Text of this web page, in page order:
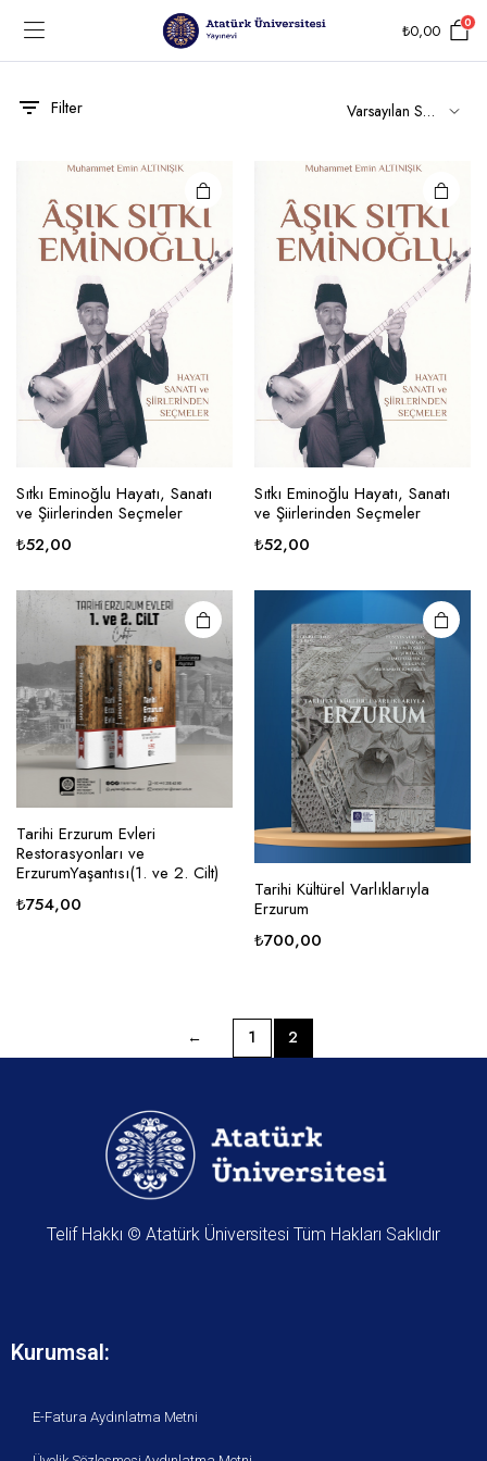
₺0,00 0
Filter
Sıtkı Eminoğlu Hayatı, Sanatı
ve Şiirlerinden Seçmeler
₺52,00
Sıtkı Eminoğlu Hayatı, Sanatı
ve Şiirlerinden Seçmeler
₺52,00
Tarihi Erzurum Evleri
Restorasyonları ve
ErzurumYaşantısı(1. ve 2. Cilt)
₺754,00
Tarihi Kültürel Varlıklarıyla
Erzurum
₺700,00
← 1 2
Telif Hakkı © Atatürk Üniversitesi Tüm Hakları Saklıdır
Kurumsal:
E-Fatura Aydınlatma Metni